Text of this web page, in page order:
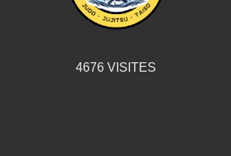
4676 VISITES